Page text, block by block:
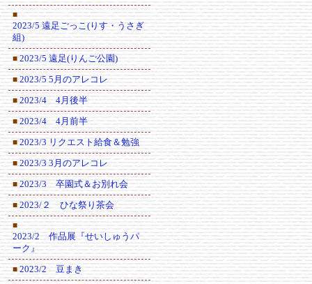
■
2023/5 遠足ごっこ(りす・うさぎ
組)
■ 2023/5 遠足(りんご公園)
■ 2023/5 5月のアレコレ
■ 2023/4 4月後半
■ 2023/4 4月前半
■ 2023/3 リクエスト給食＆勉強
■ 2023/3 3月のアレコレ
■ 2023/3 卒園式＆お別れ会
■ 2023/２ ひな祭り茶会
■
2023/2 作品展『せいしゅうパ
ーク』
■ 2023/2 豆まき